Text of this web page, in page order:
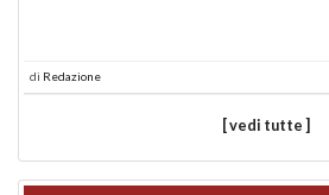
di Redazione
[ vedi tutte ]